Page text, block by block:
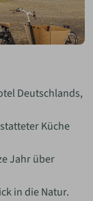
Deutschlands,
Küche
Jahr über
in die Natur.